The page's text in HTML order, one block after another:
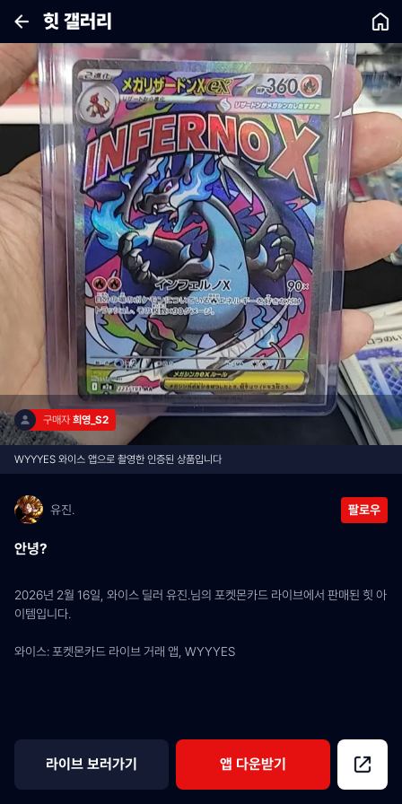
힛 갤러리
구매자 희영_S2
WYYYES 와이스 앱으로 촬영한 인증된 상품입니다
유진. 팔로우
안녕?
2026년 2월 16일, 와이스 딜러 유진.님의 포켓몬카드 라이브에서 판매된 힛 아
이템입니다.
와이스: 포켓몬카드 라이브 거래 앱, WYYYES
라이브 보러가기 앱 다운받기